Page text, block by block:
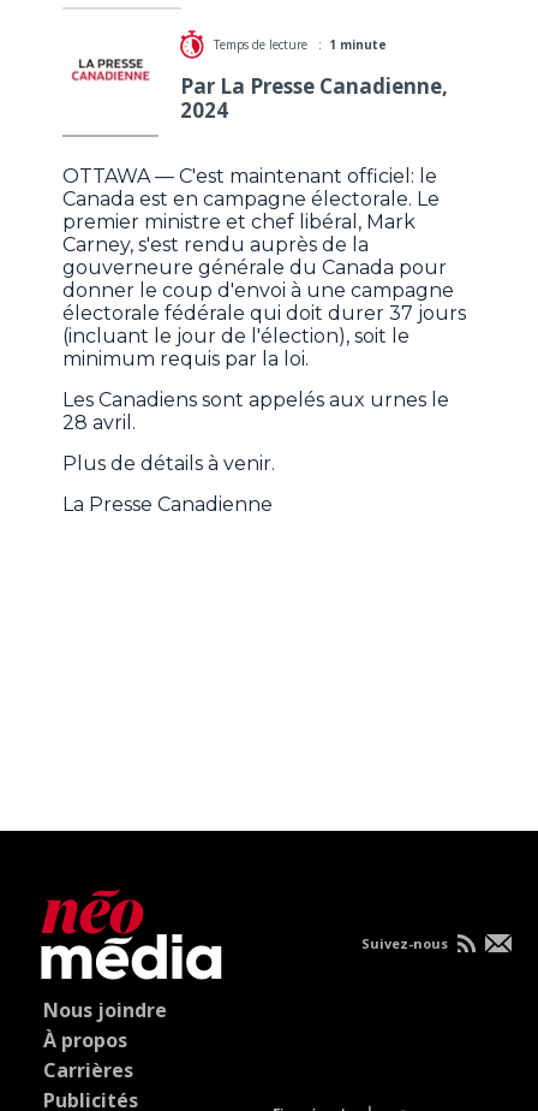
Temps de lecture : 1 minute
Par La Presse Canadienne,
2024
OTTAWA — C'est maintenant officiel: le
Canada est en campagne électorale. Le
premier ministre et chef libéral, Mark
Carney, s'est rendu auprès de la
gouverneure générale du Canada pour
donner le coup d'envoi à une campagne
électorale fédérale qui doit durer 37 jours
(incluant le jour de l'élection), soit le
minimum requis par la loi.
Les Canadiens sont appelés aux urnes le
28 avril.
Plus de détails à venir.
La Presse Canadienne
Nous joindre
À propos
Carrières
Publicités
Suivez-nous